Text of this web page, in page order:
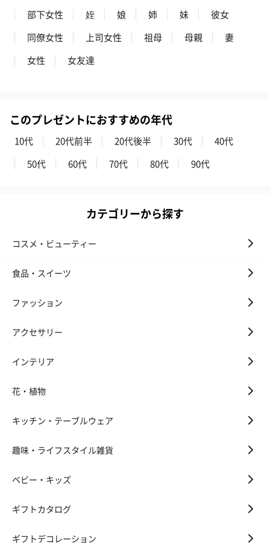
部下女性
姪 娘 姉 妹
彼女
同僚女性
上司女性 祖母 母親
妻
女性
女友達
このプレゼントにおすすめの年代
10代 20代前半 20代後半 30代
40代
50代
60代 70代 80代 90代
カテゴリーから探す
コスメ・ビューティー
食品・スイーツ
ファッション
アクセサリー
インテリア
花・植物
キッチン・テーブルウェア
趣味・ライフスタイル雑貨
ベビー・キッズ
ギフトカタログ
ギフトデコレーション